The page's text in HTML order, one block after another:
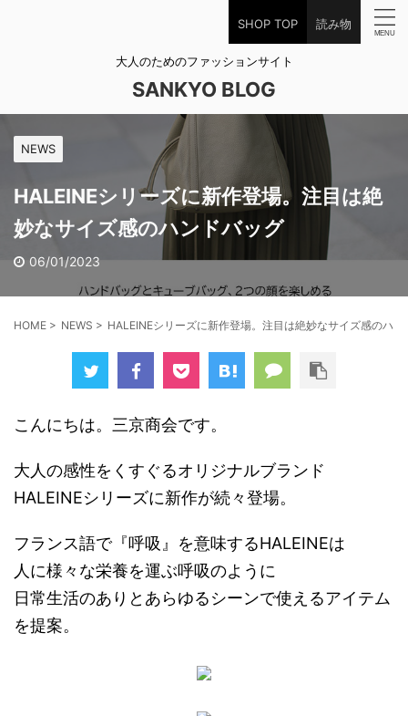
SHOP TOP 読み物
大人のためのファッションサイト
SANKYO BLOG
NEWS
HALEINEシリーズに新作登場。注目は絶
妙なサイズ感のハンドバッグ
06/01/2023
HOME > NEWS > HALEINEシリーズに新作登場。注目は絶妙なサイズ感のハン
こんにちは。三京商会です。
大人の感性をくすぐるオリジナルブランド
HALEINEシリーズに新作が続々登場。
フランス語で『呼吸』を意味するHALEINEは
人に様々な栄養を運ぶ呼吸のように
日常生活のありとあらゆるシーンで使えるアイテム
を提案。